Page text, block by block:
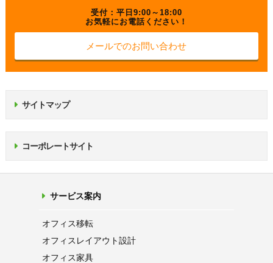
受付：平日9:00～18:00
お気軽にお電話ください！
メールでのお問い合わせ
サイトマップ
コーポレートサイト
サービス案内
オフィス移転
オフィス レイアウト設計
オフィス家具